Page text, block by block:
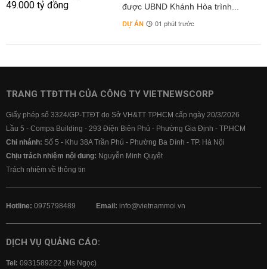
được UBND Khánh Hòa trình...
DỰ ÁN 01 phút trước
TRANG TTĐTTH CỦA CÔNG TY VIETNEWSCORP
Giấy phép số 3324/GP-TTĐT do Sở VH&TT TPHCM cấp ngày 20/3/2026
Lầu 5 - Compa Building - 293 Điện Biên Phủ - Phường Gia Định - TP.HCM
Chi nhánh: Số 5 - Khu 38A Trần Phú - Phường Ba Đình - TP. Hà Nội
Chịu trách nhiệm nội dung: Nguyễn Minh Quyết
Trách nhiệm về thông tin
Hotline: 0975798489 Email: info@vietnammoi.vn
DỊCH VỤ QUẢNG CÁO:
Tel: 0931589222 (Ms Ngọc)